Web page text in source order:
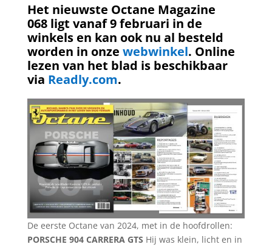
Het nieuwste Octane Magazine
068 ligt vanaf 9 februari in de
winkels en kan ook nu al besteld
worden in onze webwinkel. Online
lezen van het blad is beschikbaar
via Readly.com.
De eerste Octane van 2024, met in de hoofdrollen:
PORSCHE 904 CARRERA GTS Hij was klein, licht en in